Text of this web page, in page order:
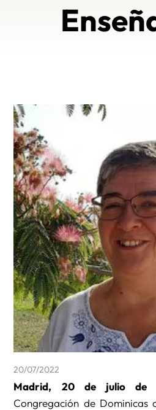
20/07/2022
Madrid, 20 de julio de
Congregación de Dominicas